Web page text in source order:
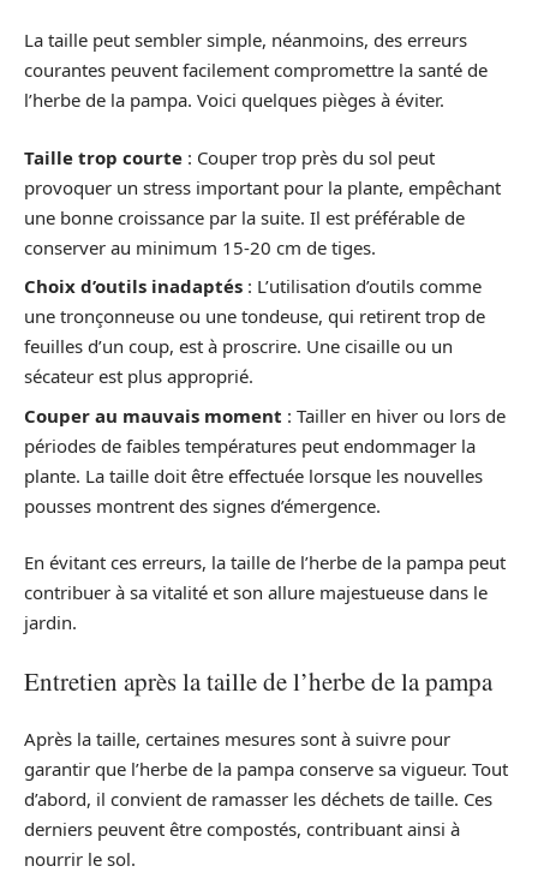
La taille peut sembler simple, néanmoins, des erreurs
courantes peuvent facilement compromettre la santé de
l’herbe de la pampa. Voici quelques pièges à éviter.
Taille trop courte : Couper trop près du sol peut
provoquer un stress important pour la plante, empêchant
une bonne croissance par la suite. Il est préférable de
conserver au minimum 15-20 cm de tiges.
Choix d’outils inadaptés : L’utilisation d’outils comme
une tronçonneuse ou une tondeuse, qui retirent trop de
feuilles d’un coup, est à proscrire. Une cisaille ou un
sécateur est plus approprié.
Couper au mauvais moment : Tailler en hiver ou lors de
périodes de faibles températures peut endommager la
plante. La taille doit être effectuée lorsque les nouvelles
pousses montrent des signes d’émergence.
En évitant ces erreurs, la taille de l’herbe de la pampa peut
contribuer à sa vitalité et son allure majestueuse dans le
jardin.
Entretien après la taille de l’herbe de la pampa
Après la taille, certaines mesures sont à suivre pour
garantir que l’herbe de la pampa conserve sa vigueur. Tout
d’abord, il convient de ramasser les déchets de taille. Ces
derniers peuvent être compostés, contribuant ainsi à
nourrir le sol.